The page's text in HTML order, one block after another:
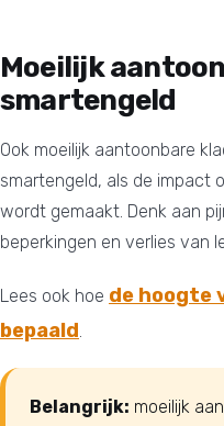
Moeilijk
smartengeld
Ook moeilijk aantoonbare
smartengeld, als de impact
wordt gemaakt. Denk aan
beperkingen en verlies van
Lees ook hoe de hoogte
bepaald.
Belangrijk: moeilijk